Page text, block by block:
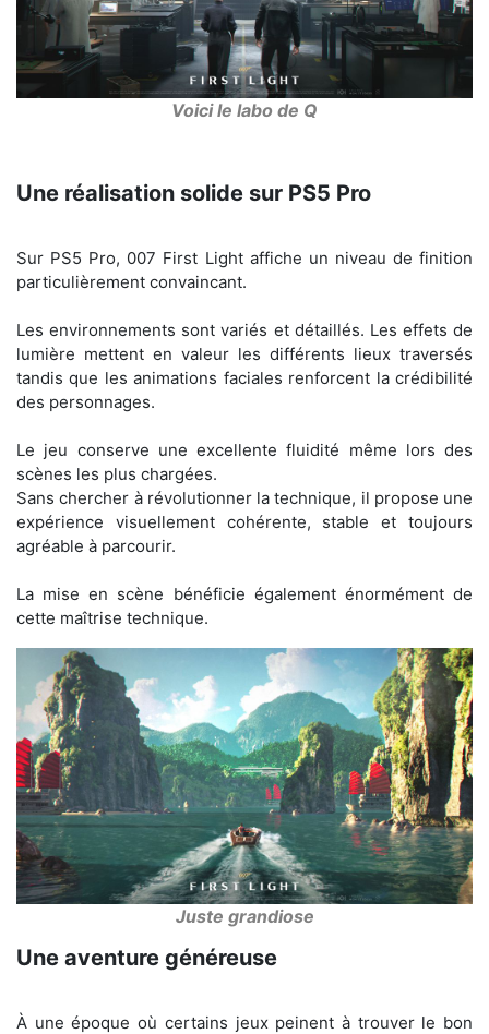
Voici le labo de Q
Une réalisation solide sur PS5 Pro
Sur PS5 Pro, 007 First Light affiche un niveau de finition
particulièrement convaincant.
Les environnements sont variés et détaillés. Les effets de
lumière mettent en valeur les différents lieux traversés
tandis que les animations faciales renforcent la crédibilité
des personnages.
Le jeu conserve une excellente fluidité même lors des
scènes les plus chargées.
Sans chercher à révolutionner la technique, il propose une
expérience visuellement cohérente, stable et toujours
agréable à parcourir.
La mise en scène bénéficie également énormément de
cette maîtrise technique.
Juste grandiose
Une aventure généreuse
À une époque où certains jeux peinent à trouver le bon